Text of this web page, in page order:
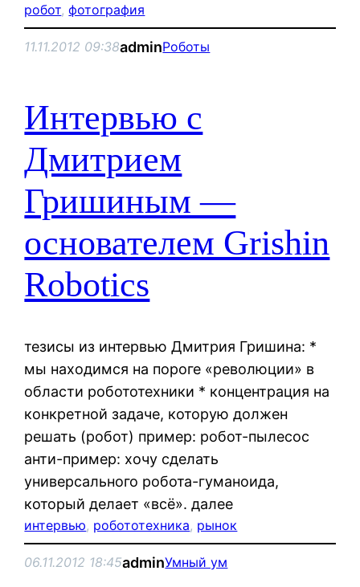
робот, фотография
11.11.2012 09:38adminРоботы
Интервью с
Дмитрием
Гришиным —
основателем Grishin
Robotics
тезисы из интервью Дмитрия Гришина: *
мы находимся на пороге «революции» в
области робототехники * концентрация на
конкретной задаче, которую должен
решать (робот) пример: робот-пылесос
анти-пример: хочу сделать
универсального робота-гуманоида,
который делает «всё». далее
интервью, робототехника, рынок
06.11.2012 18:45adminУмный ум